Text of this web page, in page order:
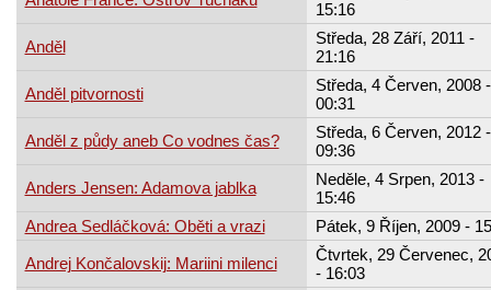
15:16
Anděl
Středa, 28 Září, 2011 -
21:16
Anděl pitvornosti
Středa, 4 Červen, 2008 -
00:31
Anděl z půdy aneb Co vodnes čas?
Středa, 6 Červen, 2012 -
09:36
Anders Jensen: Adamova jablka
Neděle, 4 Srpen, 2013 -
15:46
Andrea Sedláčková: Oběti a vrazi
Pátek, 9 Říjen, 2009 -
Andrej Končalovskij: Mariini milenci
Čtvrtek, 29 Červenec,
- 16:03